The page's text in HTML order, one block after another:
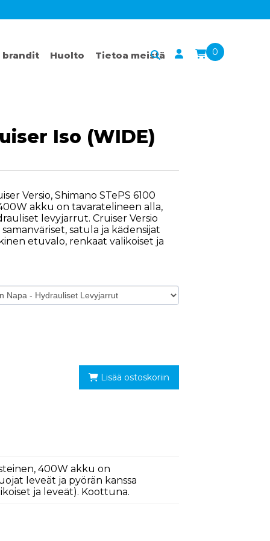
brandit Huolto Tietoa meistä 0
Iso (WIDE)
Versio, Shimano STePS 6100
akku on tavaratelineen alla,
levyjarrut. Cruiser Versio
satula ja kädensijat
etuvalo, renkaat valikoiset ja
Lisää ostoskoriin
400W akku on
leveät ja pyörän kanssa
ja leveät). Koottuna.